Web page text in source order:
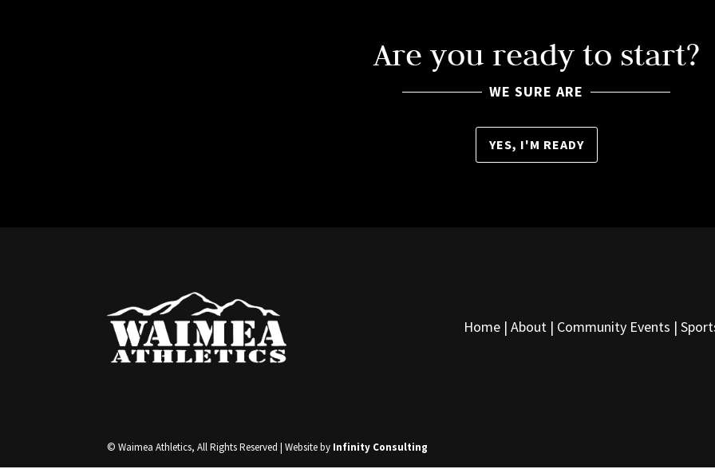
Are you ready to start?
WE SURE ARE
YES, I'M READY
Home | About| Community Events |
© Waimea Athletics, All Rights Reserved | Website by Infinity Consulting